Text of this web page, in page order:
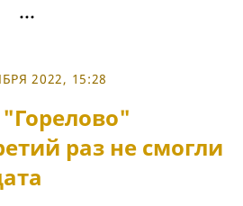
2022, 15:28
раз не смогли